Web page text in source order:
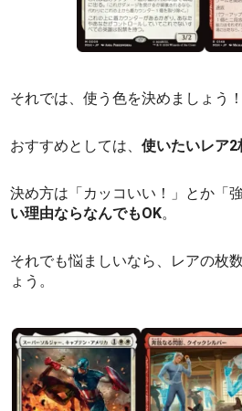
それでは、使う色を決めましょう！
おすすめとしては、使いたいレア2
決め方は「カッコいい！」とか「
い理由ならなんでもOK。
それでも悩ましいなら、レアの枚
ょう。